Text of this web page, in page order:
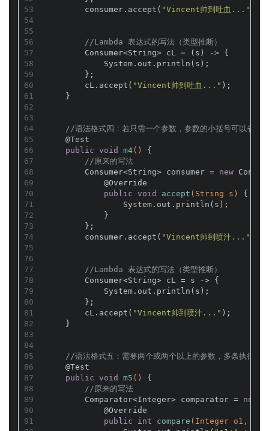
53
54
55
56
57
58
59
60
61
62
63
64
65
66
67
68
69
70
71
72
73
74
75
76
77
78
79
80
81
82
83
84
85
86
87
88
89
90
91
        consumer.accept(
"Vincent帅到吐血..."
//Lambda 表达式的写法（类型推断）
        Consumer<String> cL = (s) -> {
            System.out.println(s);
        };
        cL.accept(
"Vincent帅到吐血..." );
    }
//语法格式四：若只需一个参数，参数的小括号可以省略
@Test
public void m4()
{
//原来的写法
        Consumer<String> consumer =
new
@Override
public void accept (String s)
{
                System.out.println(s);
            }
        };
        consumer.accept(
"Vincent帅到喷汁..."
//Lambda 表达式的写法（类型推断）
        Consumer<String> cL = s -> {
            System.out.println(s);
        };
        cL.accept(
"Vincent帅到喷汁..." );
    }
//语法格式五：需要两个或两个以上的参数，多条执行语
@Test
public void m5 ()
{
//原来的写法
        Comparator<Integer> comparator =
new
@Override
public
int compare (Integer o1,